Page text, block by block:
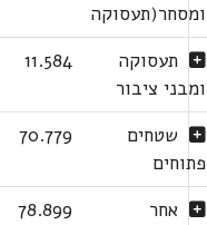
ומסחר(תעסוקה
תעסוקה
ומבני ציבור
11.584
שטחים
פתוחים
70.779
אחר 78.899